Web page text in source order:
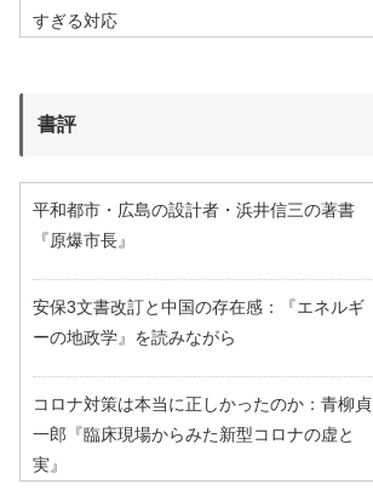
すぎる対応
書評
平和都市・広島の設計者・浜井信三の著書
『原爆市長』
安保3文書改訂と中国の存在感：『エネルギ
ーの地政学』を読みながら
コロナ対策は本当に正しかったのか：青柳貞
一郎『臨床現場からみた新型コロナの虚と
実』